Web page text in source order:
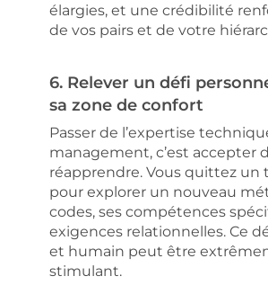
élargies, et une crédibilité
de vos pairs et de votre
6. Relever un défi
sa zone de confort
Passer de l’expertise
management, c’est accepter
réapprendre. Vous quittez un
pour explorer un nouveau
codes, ses compétences
exigences relationnelles. Ce
et humain peut être
stimulant.